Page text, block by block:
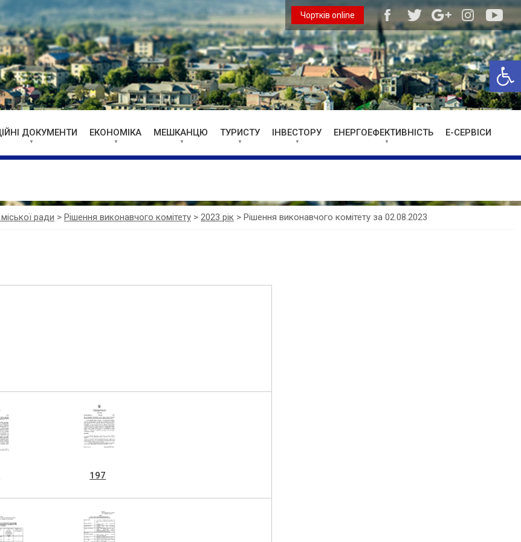
Чортків online
ДОКУМЕНТИ ЕКОНОМІКА МЕШКАНЦЮ ТУРИСТУ ІНВЕСТОРУ ЕНЕРГОЕФЕКТИВНІСТЬ Е-СЕРВІСИ
ради > Рішення виконавчого комітету > 2023 рік > Рішення виконавчого комітету за 02.08.2023
197